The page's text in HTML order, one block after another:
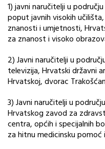
1) javni naručitelji u
poput javnih visokih
znanosti i umjetnosti,
za znanost i visoko
2) Javni naručitelji u
televizija, Hrvatski državni
Hrvatskoj, dvorac
3) Javni naručitelji u
Hrvatskog zavod za
centra, općih i specijalnih
za hitnu medicinsku pomoć